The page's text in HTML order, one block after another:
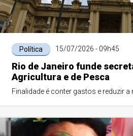
Política 15/07/2026 - 09h45
Rio de Janeiro funde
Agricultura e de Pesca
Finalidade é conter gastos e reduzir